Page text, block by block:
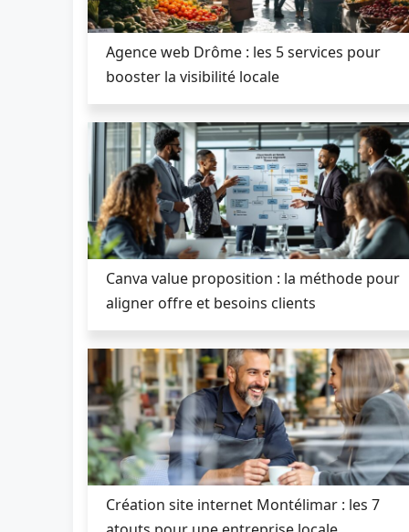
Agence web Drôme : les 5 services pour
booster la visibilité locale
Canva value proposition : la méthode pour
aligner offre et besoins clients
Création site internet Montélimar : les 7